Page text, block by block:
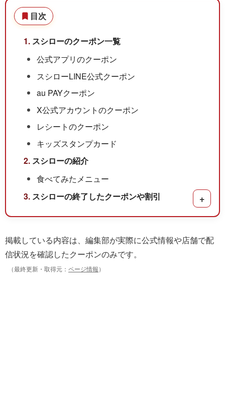
目次
スシローのクーポン一覧
公式アプリのクーポン
スシローLINE公式クーポン
au PAYクーポン
X公式アカウントのクーポン
レシートのクーポン
キッズスタンプカード
スシローの紹介
食べてみたメニュー
スシローの終了したクーポンや割引
サブ項
掲載している内容は、編集部が実際に公式情報や店舗で配
信状況を確認したクーポンのみです。
（最終更新・取得元： ページ情報）